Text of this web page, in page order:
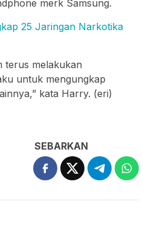
merk Samsung.
25 Jaringan Narkotika
terus melakukan
untuk mengungkap
kata Harry. (eri)
SEBARKAN